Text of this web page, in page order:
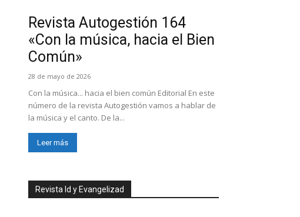
Revista Autogestión 164
«Con la música, hacia el Bien
Común»
28 de mayo de 2026
Con la música... hacia el bien común Editorial En este
número de la revista Autogestión vamos a hablar de
la música y el canto. De la...
Leer más
Revista Id y Evangelizad